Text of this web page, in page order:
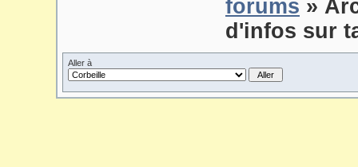
forums »
d'infos sur
Aller à